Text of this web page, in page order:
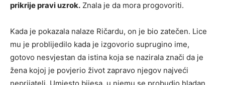
prikrije pravi uzrok. Znala je da mora progovoriti.
Kada je pokazala nalaze Ričardu, on je bio zatečen. Lice
mu je problijedilo kada je izgovorio suprugino ime,
gotovo nesvjestan da istina koja se nazirala znači da je
žena kojoj je povjerio život zapravo njegov najveći